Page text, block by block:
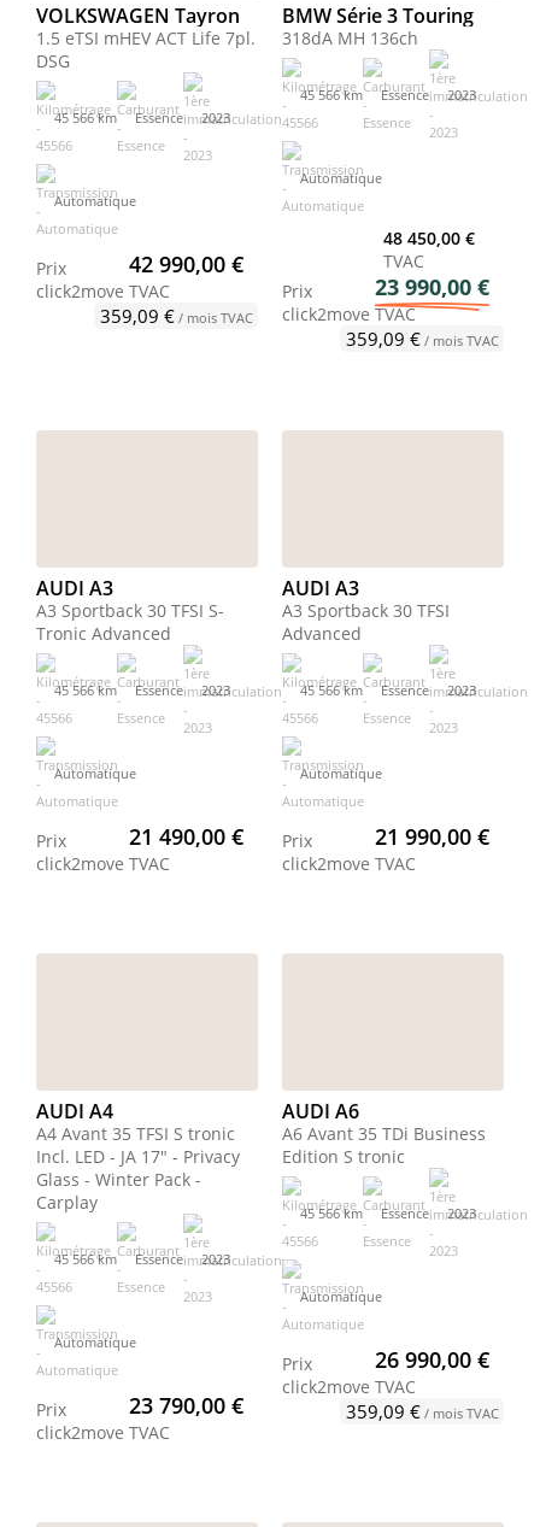
VOLKSWAGEN Tayron
1.5 eTSI mHEV ACT Life 7pl.
DSG
45 566 km Essence 2023
Automatique
Prix
click2move
42 990,00 €
TVAC
359,09 €/ mois TVAC
BMW Série 3 Touring
318dA MH 136ch
45 566 km Essence 2023
Automatique
48 450,00 €
TVAC
Prix
click2move
23 990,00 €
TVAC
359,09 €/ mois TVAC
AUDI A3
A3 Sportback 30 TFSI S-
Tronic Advanced
45 566 km Essence 2023
Automatique
Prix
click2move
21 490,00 €
TVAC
AUDI A3
A3 Sportback 30 TFSI
Advanced
45 566 km Essence 2023
Automatique
Prix
click2move
21 990,00 €
TVAC
AUDI A4
A4 Avant 35 TFSI S tronic
Incl. LED - JA 17" - Privacy
Glass - Winter Pack -
Carplay
45 566 km Essence 2023
Automatique
Prix
click2move
23 790,00 €
TVAC
AUDI A6
A6 Avant 35 TDi Business
Edition S tronic
45 566 km Essence 2023
Automatique
Prix
click2move
26 990,00 €
TVAC
359,09 €/ mois TVAC